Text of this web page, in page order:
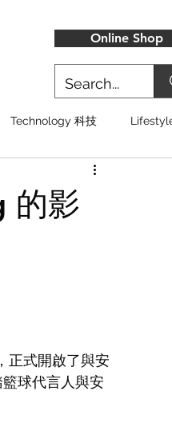
Online Shop
Technology 科技
的影
正式開啟了與安
球代言人與安